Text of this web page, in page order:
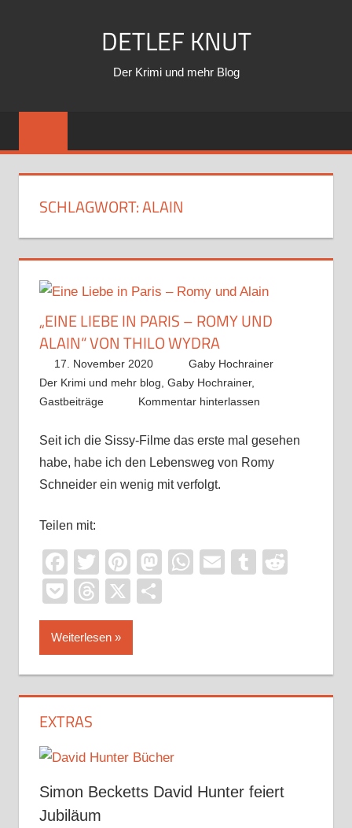
DETLEF KNUT
Der Krimi und mehr Blog
SCHLAGWORT:ALAIN
„EINE LIEBE IN PARIS – ROMY UND
ALAIN“ VON THILO WYDRA
17. November 2020
Gaby Hochrainer
Der Krimi und mehr blog Gaby Hochrainer,
Gastbeiträge
Kommentar hinterlassen
Seit ich die Sissy-Filme das erste mal gesehen
habe, habe ich den Lebensweg von Romy
Schneider ein wenig mit verfolgt.
Teilen mit:
Facebook
TwitterPinterest
Mastodon
WhatsApp
EmailTumblr
PocketThreads
X
Weiterlesen
EXTRAS
Simon Becketts David Hunter feiert
Jubiläum